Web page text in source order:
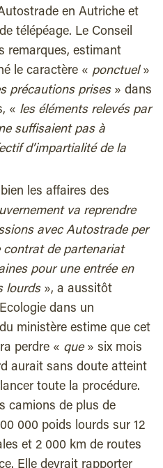
en Autriche et
télépéage. Le Conseil
remarques, estimant
le caractère « ponctuel »
précautions prises» dans
« les éléments relevés par
suffisaient pas à
d’impartialité de la
les affaires des
va reprendre
avec Autostrade per
contrat de partenariat
pour une entrée en
lourds», a aussitôt
dans un
ministère estime que cet
perdre « que» six mois
aurait sans doute atteint
toute la procédure.
camions de plus de
000 poids lourds sur 12
et 2 000 km de routes
Elle devrait rapporter